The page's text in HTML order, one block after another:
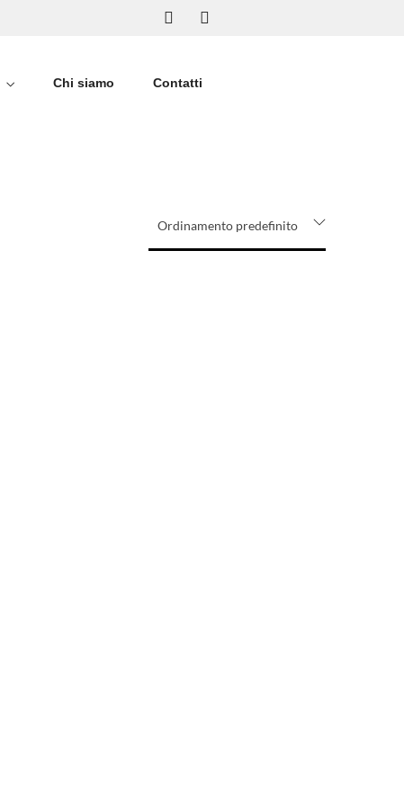
Chi siamo Contatti